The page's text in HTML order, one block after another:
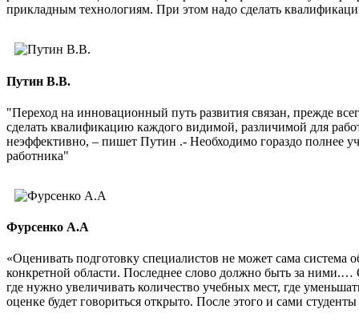
прикладным технологиям. При этом надо сделать
Путин В.В.
"Переход на инновационный путь развития связан, прежде
сделать квалификацию каждого видимой, различимой для
неэффективно, – пишет Путин .- Необходимо гораздо полнее
работника"
Фурсенко А.А
«Оценивать подготовку специалистов не может сама
конкретной области. Последнее слово должно быть за ними.…
где нужно увеличивать количество учебных мест, где
оценке будет говориться открыто. После этого и сами